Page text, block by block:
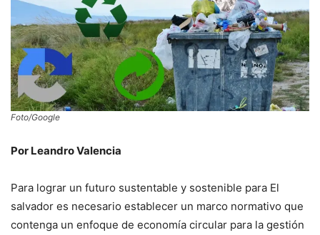
Foto/Google
Por Leandro Valencia
Para lograr un futuro sustentable y sostenible para El
salvador es necesario establecer un marco normativo que
contenga un enfoque de economía circular para la gestión